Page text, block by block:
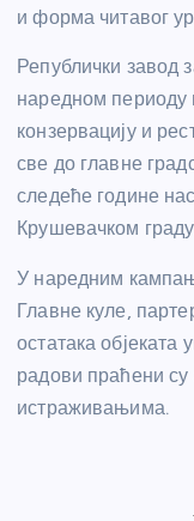
и форма читавог
Републички завод
наредном периоду
конзервацију и
све до главне
следеће године
Крушевачком
У наредним
Главне куле,
остатака објеката
радови праћени
истраживањима.